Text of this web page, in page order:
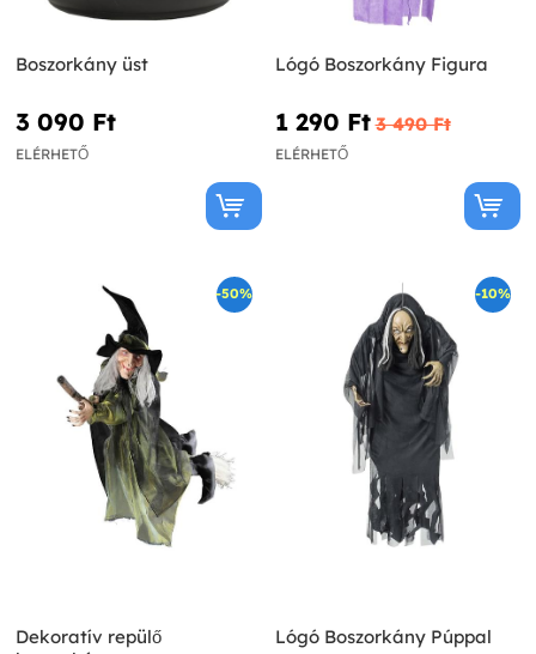
Boszorkány üst
3 090 Ft‎
ELÉRHETŐ
Lógó Boszorkány Figura
1 290 Ft‎ 3 490 Ft‎
ELÉRHETŐ
-50%
Dekoratív repülő
-10%
Lógó Boszorkány Púppal